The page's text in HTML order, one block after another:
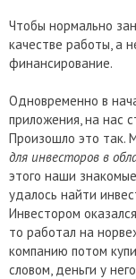
Чтобы нормально
качестве работы, а
финансирование.
Одновременно в
приложения, на нас
Произошло это так.
для инвесторов в
этого наши
удалось найти
Инвестором
то работал на
компанию потом
словом, деньги у